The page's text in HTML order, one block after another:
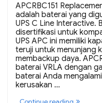
APCRBC151
adalah baterai yang
UPS C Line Interactive.
disertifikasi untuk
UPS APC ini memiliki
teruji untuk menunjang
membackup daya.
baterai VRLA dengan
baterai Anda
kerusakan …